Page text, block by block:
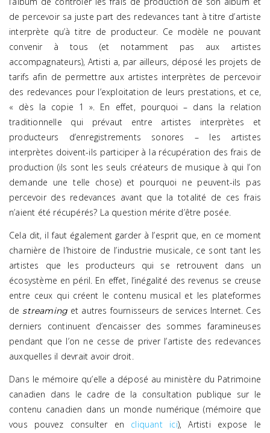
de percevoir sa juste part des redevances tant à titre d’artiste
interprète qu’à titre de producteur. Ce modèle ne pouvant
convenir à tous (et notamment pas aux artistes
accompagnateurs), Artisti a, par ailleurs, déposé les projets de
tarifs afin de permettre aux artistes interprètes de percevoir
des redevances pour l’exploitation de leurs prestations, et ce,
« dès la copie 1 ». En effet, pourquoi – dans la relation
traditionnelle qui prévaut entre artistes interprètes et
producteurs d’enregistrements sonores – les artistes
interprètes doivent-ils participer à la récupération des frais de
production (ils sont les seuls créateurs de musique à qui l’on
demande une telle chose) et pourquoi ne peuvent-ils pas
percevoir des redevances avant que la totalité de ces frais
n’aient été récupérés? La question mérite d’être posée.
Cela dit, il faut également garder à l’esprit que, en ce moment
charnière de l’histoire de l’industrie musicale, ce sont tant les
artistes que les producteurs qui se retrouvent dans un
écosystème en péril. En effet, l’inégalité des revenus se creuse
entre ceux qui créent le contenu musical et les plateformes
destreaming et autres fournisseurs de services Internet. Ces
derniers continuent d’encaisser des sommes faramineuses
pendant que l’on ne cesse de priver l’artiste des redevances
auxquelles il devrait avoir droit.
Dans le mémoire qu’elle a déposé au ministère du Patrimoine
canadien dans le cadre de la consultation publique sur le
contenu canadien dans un monde numérique (mémoire que
vous pouvez consulter en cliquant ici), Artisti expose le